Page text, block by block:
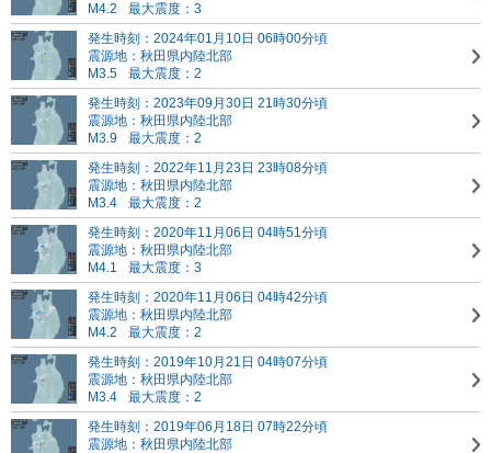
M4.2
最大震度：3
発生時刻：2024年01月10日 06時00分頃
震源地：秋田県内陸北部
M3.5
最大震度：2
発生時刻：2023年09月30日 21時30分頃
震源地：秋田県内陸北部
M3.9
最大震度：2
発生時刻：2022年11月23日 23時08分頃
震源地：秋田県内陸北部
M3.4
最大震度：2
発生時刻：2020年11月06日 04時51分頃
震源地：秋田県内陸北部
M4.1
最大震度：3
発生時刻：2020年11月06日 04時42分頃
震源地：秋田県内陸北部
M4.2
最大震度：2
発生時刻：2019年10月21日 04時07分頃
震源地：秋田県内陸北部
M3.4
最大震度：2
発生時刻：2019年06月18日 07時22分頃
震源地：秋田県内陸北部